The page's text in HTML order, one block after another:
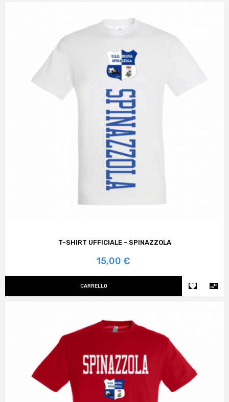
T-SHIRT UFFICIALE - SPINAZZOLA
Prezzo
15,00 €
CARRELLO  